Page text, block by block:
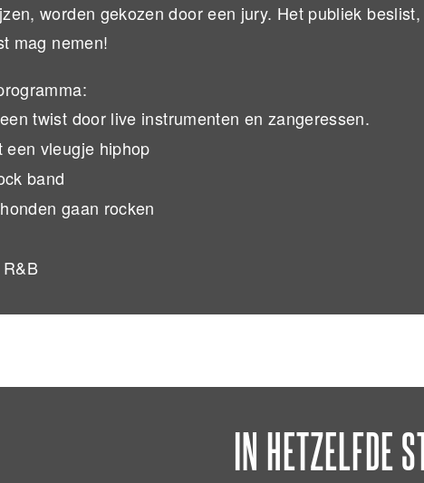
worden gekozen door een jury. Het publiek
mag nemen!
twist door live instrumenten en zangeressen.
een vleugje hiphop
band
gaan rocken
IN HETZELFDE